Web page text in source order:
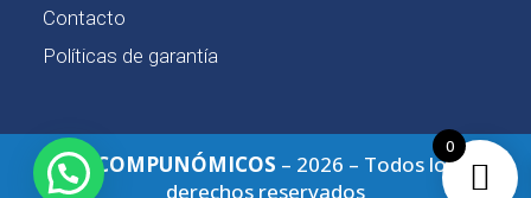
Contacto
Políticas de garantía
© COMPUNÓMICOS – 2026 – Todos los
derechos reservados
0